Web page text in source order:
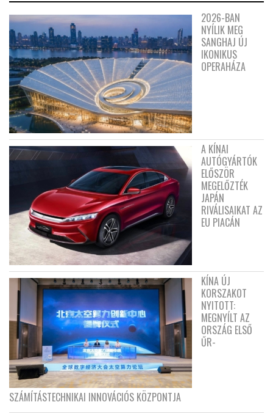
2026-BAN
NYÍLIK MEG
SANGHAJ ÚJ
IKONIKUS
OPERAHÁZA
A KÍNAI
AUTÓGYÁRTÓK
ELŐSZÖR
MEGELŐZTÉK
JAPÁN
RIVÁLISAIKAT AZ
EU PIACÁN
KÍNA ÚJ
KORSZAKOT
NYITOTT:
MEGNYÍLT AZ
ORSZÁG ELSŐ
ŰR-
SZÁMÍTÁSTECHNIKAI INNOVÁCIÓS KÖZPONTJA